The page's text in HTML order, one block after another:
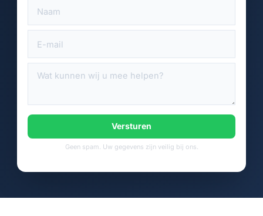
Versturen
Geen spam. Uw gegevens zijn veilig bij ons.